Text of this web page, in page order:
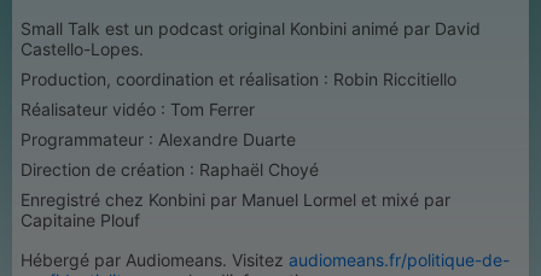
Small Talk est un podcast original Konbini animé par David
Castello-Lopes.
Production, coordination et réalisation : Robin Riccitiello
Réalisateur vidéo : Tom Ferrer
Programmateur : Alexandre Duarte
Direction de création : Raphaël Choyé
Enregistré chez Konbini par Manuel Lormel et mixé par
Capitaine Plouf
Hébergé par Audiomeans. Visitez audiomeans.fr/politique-de-